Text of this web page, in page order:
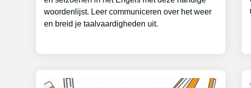
woordenlijst. Leer communiceren over het weer
en breid je taalvaardigheden uit.